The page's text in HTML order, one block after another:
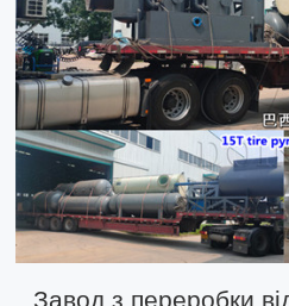
Завод з переробки